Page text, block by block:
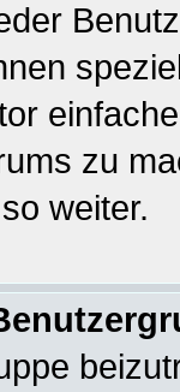
zu
weiter.